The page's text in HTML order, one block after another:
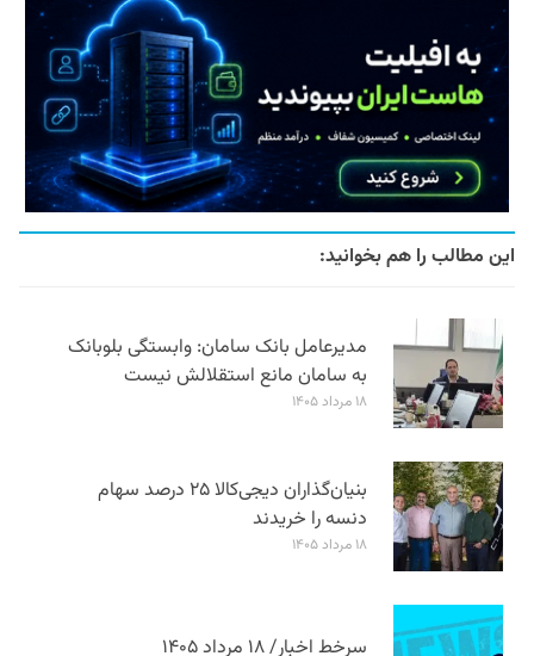
این مطالب را هم بخوانید:
مدیرعامل بانک سامان: وابستگی بلوبانک
به سامان مانع استقلالش نیست
۱۸ مرداد ۱۴۰۵
بنیان‌گذاران دیجی‌کالا ۲۵ درصد سهام
دنسه را خریدند
۱۸ مرداد ۱۴۰۵
سرخط اخبار/ ۱۸ مرداد ۱۴۰۵